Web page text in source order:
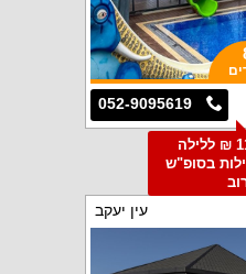
052-9095619
החל מ11000 ₪ ללילה
3 לילות בסופ"ש
עין יעקב